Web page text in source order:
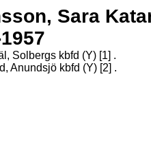
Sara
Solbergs kbfd (Y) [1] .
Anundsjö kbfd (Y) [2] .